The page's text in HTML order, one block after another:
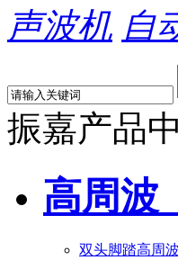
声波机 自
振嘉产品
高周波
双头脚踏高周